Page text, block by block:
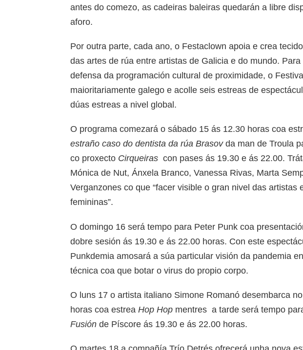
antes do comezo, as cadeiras baleiras quedarán a libre
aforo.
Por outra parte, cada ano, o Festaclown apoia e crea
das artes de rúa entre artistas de Galicia e do mundo.
defensa da programación cultural de proximidade, o
maioritariamente galego e acolle seis estreas de
dúas estreas a nivel global.
O programa comezará o sábado 15 ás 12.30 horas coa
estraño caso do dentista da rúa Brasovda man de Troula
co proxecto Cirqueiras con pases ás 19.30 e ás 22.00.
Mónica de Nut, Ánxela Branco, Vanessa Rivas, Marta
Verganzones co que “facer visible o gran nivel das artistas
femininas”.
O domingo 16 será tempo para Peter Punk coa
dobre sesión ás 19.30 e ás 22.00 horas. Con este
Punkdemia amosará a súa particular visión da pandemia
técnica coa que botar o virus do propio corpo.
O luns 17 o artista italiano Simone Romanó desembarca
horas coa estrea Hop Hop mentres a tarde será tempo
Fusión de Píscore ás 19.30 e ás 22.00 horas.